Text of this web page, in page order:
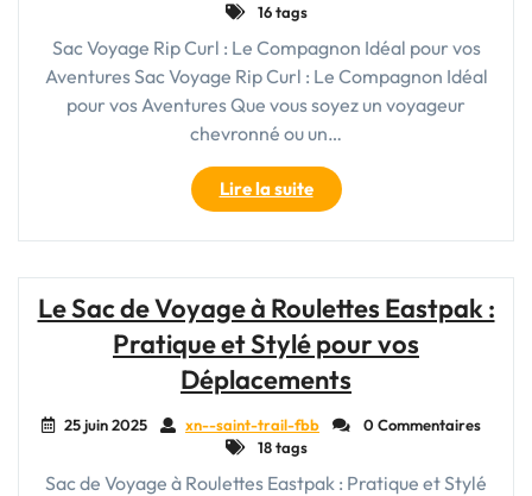
16 tags
Sac Voyage Rip Curl : Le Compagnon Idéal pour vos
Aventures Sac Voyage Rip Curl : Le Compagnon Idéal
pour vos Aventures Que vous soyez un voyageur
chevronné ou un…
Lire la suite"Sac
Voyage
Rip
Le
Compagnon
Idéal
pour
vos
Le Sac de Voyage à Roulettes Eastpak :
Pratique et Stylé pour vos
Déplacements
25 juin 2025 xn--saint-trail-fbb
0 Commentaires
18 tags
Sac de Voyage à Roulettes Eastpak : Pratique et Stylé